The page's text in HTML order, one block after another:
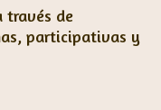
través de
participativas y